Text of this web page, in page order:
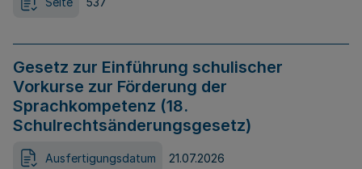
Gesetz zur Einführung schulischer
Vorkurse zur Förderung der
Sprachkompetenz (18.
Schulrechtsänderungsgesetz)
Ausfertigungsdatum 21.07.2026